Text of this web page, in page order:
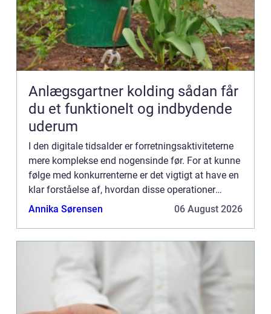
Anlægsgartner kolding sådan får
du et funktionelt og indbydende
uderum
I den digitale tidsalder er forretningsaktiviteterne
mere komplekse end nogensinde før. For at kunne
følge med konkurrenterne er det vigtigt at have en
klar forståelse af, hvordan disse operationer
fungerer, og hvilke værktøjer der er til rådighed
Annika Sørensen 06 August 2026